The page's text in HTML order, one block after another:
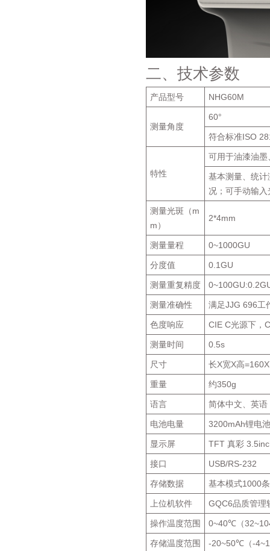
二、技术参数
产品型号 NHG60M
测量角度
60°
符合标准ISO
特性
可用于油漆油
基本测量、统
况；可手动输入
测量光斑（m
m）
2*4mm
测量量程 0~1000GU
分度值 0.1GU
测量重复精度
测量准确性 满足JJG 696工
色度响应 CIE C光源下，
测量时间 0.5s
尺寸 长X宽X高
重量 约350g
语言 简体中文、英语
电池电量 3200mAh锂电
显示屏 TFT 真彩
接口 USB/RS-232
存储数据 基本模式1000
上位机软件 GQC6品质管理
操作温度范围 0~40℃（
存储温度范围 -20~50℃（-